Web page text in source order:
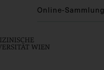
Online-Sammlung